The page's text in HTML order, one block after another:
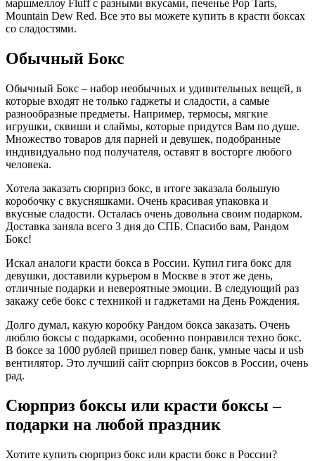
маршмеллоу Fluff с разными вкусами, печенье Pop Tarts,
Mountain Dew Red. Все это вы можете купить в красти боксах
со сладостями.
Обычный Бокс
Обычный Бокс – набор необычных и удивительных вещей, в
которые входят не только гаджеты и сладости, а самые
разнообразные предметы. Например, термосы, мягкие
игрушки, сквиши и слаймы, которые придутся Вам по душе.
Множество товаров для парней и девушек, подобранные
индивидуально под получателя, оставят в восторге любого
человека.
Хотела заказать сюрприз бокс, в итоге заказала большую
коробочку с вкусняшками. Очень красивая упаковка и
вкусные сладости. Осталась очень довольна своим подарком.
Доставка заняла всего 3 дня до СПБ. Спасибо вам, Рандом
Бокс!
Искал аналоги красти бокса в России. Купил гига бокс для
девушки, доставили курьером в Москве в этот же день,
отличные подарки и невероятные эмоции. В следующий раз
закажу себе бокс с техникой и гаджетами на День Рождения.
Долго думал, какую коробку Рандом бокса заказать. Очень
люблю боксы с подарками, особенно понравился техно бокс.
В боксе за 1000 рублей пришел повер банк, умные часы и usb
вентилятор. Это лучший сайт сюрприз боксов в России, очень
рад.
Сюрприз боксы или красти боксы –
подарки на любой праздник
Хотите купить сюрприз бокс или красти бокс в России?